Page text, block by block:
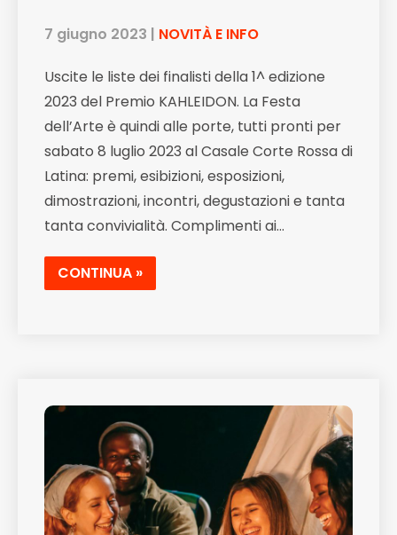
7 giugno 2023 | NOVITÀ E INFO
Uscite le liste dei finalisti della 1^ edizione
2023 del Premio KAHLEIDON. La Festa
dell’Arte è quindi alle porte, tutti pronti per
sabato 8 luglio 2023 al Casale Corte Rossa di
Latina: premi, esibizioni, esposizioni,
dimostrazioni, incontri, degustazioni e tanta
tanta convivialità. Complimenti ai…
CONTINUA »